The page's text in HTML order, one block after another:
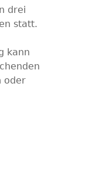
drei
statt.
kann
oder